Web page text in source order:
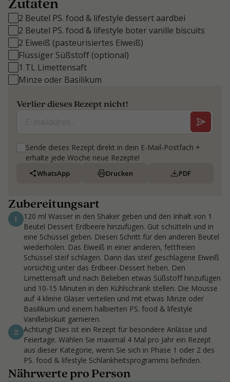
2 Beutel PS. food & lifestyle dessert aardbei
2 Beutel PS. food & lifestyle boter vanille biscuits
2 Eiweiß (pasteurisiertes Eiweiß)
Flüssiger Süßstoff (optional)
1 TL Limettensaft
Minze oder Basilikum
Verlier dieses Rezept nicht!
Sende dieses Rezept direkt in dein E-Mail-Postfach +
erhalte jede Woche neue Rezepte!
WhatsApp Drucken PDF
Zubereitungsart
1
120 ml Wasser in den Shaker geben und den Inhalt von 1
Beutel Dessert Erdbeere hinzufügen. Gut schütteln und in
eine Schüssel geben. Diesen Schritt für den anderen Beutel
wiederholen. Das Eiweiß in einer anderen, fettfreien
Schüssel steif schlagen. Dann das steif geschlagene Eiweiß
vorsichtig unter das Erdbeer-Dessert heben. Den
Limettensaft und nach Belieben etwas Süßstoff hinzufügen
und 10-15 Minuten in den Kühlschrank stellen. Die Mousse
auf 4 kleine Gläser verteilen und mit etwas Minze oder
Basilikum und einem halbierten PS. food & lifestyle
Vanillebiskuit garnieren.
2 Achtung! Dies ist ein Rezept für besondere Anlässe und
Feiertage. Wählen Sie maximal 4 Mal pro Jahr ein Rezept
aus dieser Kategorie, wenn Sie sich in Phase 1 oder 2 des
PS. food & lifestyle Schlankheitsprogramms befinden.
Nährwerte pro Person